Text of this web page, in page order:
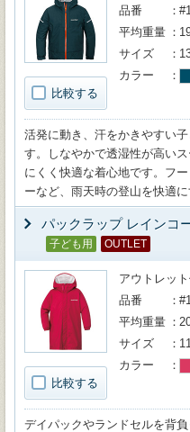
比較する
品番
平均重量
サイズ
カラー
活発に動き、汗をかきやすい
す。しなやかで透湿性が高い
にくく快適な着心地です。フ
ーなど、雨天時の登山を快適
パックラップ レインコ
子ども用 OUTLET
比較する
アウトレッ
品番
平均重量
サイズ
カラー
デイパックやランドセルを背